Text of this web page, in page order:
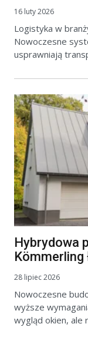
16 luty 2026
Logistyka w
Nowoczesne
usprawniają
Hybrydowa
Kömmerling
28 lipiec 2026
Nowoczesne
wyższe
wygląd okien, ale